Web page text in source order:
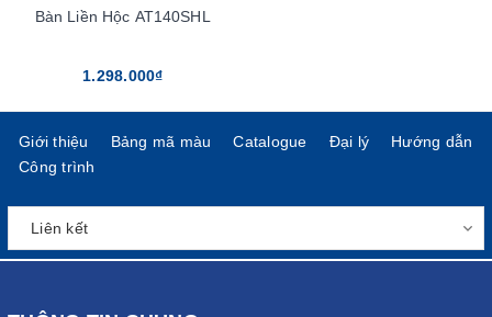
Bàn Liền Hộc AT140SHL
1.298.000₫
Giới thiệu Bảng mã màu Catalogue Đại lý
Hướng dẫn
Công trình